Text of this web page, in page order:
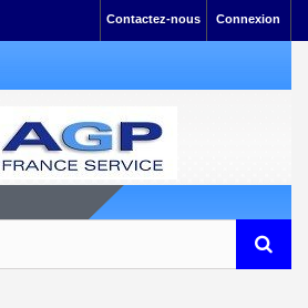
Connexion
Contactez-nous